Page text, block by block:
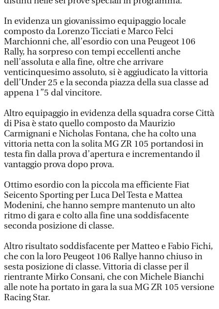
In evidenza un giovanissimo equipaggio locale
composto da Lorenzo Ticciati e Marco Felci
Marchionni che, all’esordio con una Peugeot 106
Rally, ha sorpreso con tempi eccellenti anche
nell’assoluta e alla fine, oltre che arrivare
venticinquesimo assoluto, si è aggiudicato la vittoria
dell’Under 25 e la seconda piazza della sua classe ad
appena 1”5 dal vincitore.
Altro equipaggio in evidenza della squadra corse Città
di Pisa è stato quello composto da Maurizio
Carmignani e Nicholas Fontana, che ha colto una
vittoria netta con la solita MG ZR 105 portandosi in
testa fin dalla prova d’apertura e incrementando il
vantaggio prova dopo prova.
Ottimo esordio con la piccola ma efficiente Fiat
Seicento Sporting per Luca Del Testa e Mattea
Modenini, che hanno sempre mantenuto un alto
ritmo di gara e colto alla fine una soddisfacente
seconda posizione di classe.
Altro risultato soddisfacente per Matteo e Fabio Fichi,
che con la loro Peugeot 106 Rallye hanno chiuso in
sesta posizione di classe. Vittoria di classe per il
rientrante Mirko Consani, che con Michele Bianchi
alle note ha portato in gara la sua MG ZR 105 versione
Racing Star.